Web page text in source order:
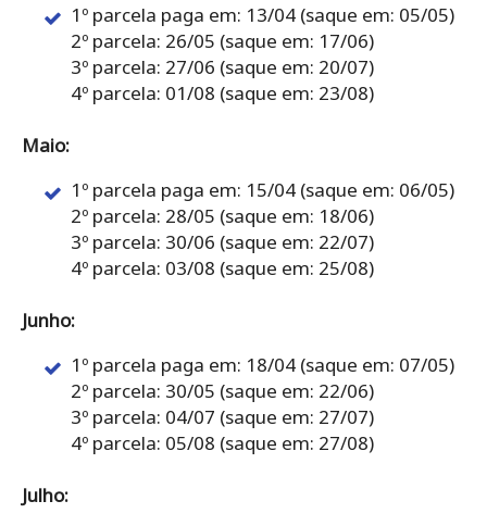
1º parcela paga em: 13/04 (saque em: 05/05)
2º parcela: 26/05 (saque em: 17/06)
3º parcela: 27/06 (saque em: 20/07)
4º parcela: 01/08 (saque em: 23/08)
Maio:
1º parcela paga em: 15/04 (saque em: 06/05)
2º parcela: 28/05 (saque em: 18/06)
3º parcela: 30/06 (saque em: 22/07)
4º parcela: 03/08 (saque em: 25/08)
Junho:
1º parcela paga em: 18/04 (saque em: 07/05)
2º parcela: 30/05 (saque em: 22/06)
3º parcela: 04/07 (saque em: 27/07)
4º parcela: 05/08 (saque em: 27/08)
Julho: